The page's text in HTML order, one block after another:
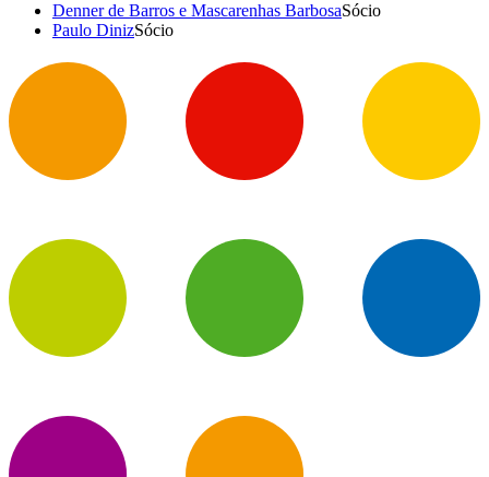
Denner de Barros e Mascarenhas BarbosaSócio
Paulo DinizSócio